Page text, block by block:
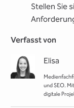
Stellen Sie
Verfasst von
Elisa
und SEO.
digitale